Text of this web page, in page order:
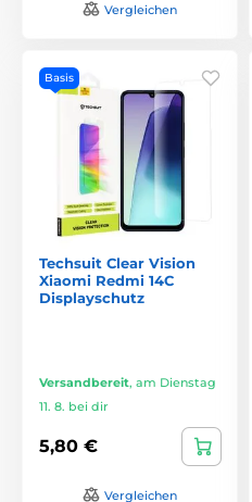
Vergleichen
Basis
Techsuit Clear Vision
Xiaomi Redmi 14C
Displayschutz
Versandbereit, am Dienstag
11. 8. bei dir
5,80 €
Vergleichen